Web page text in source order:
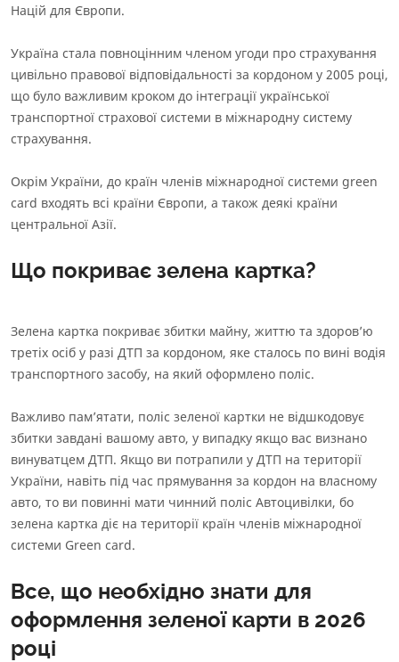
Націй для Європи.
Україна стала повноцінним членом угоди про страхування
цивільно правової відповідальності за кордоном у 2005 році,
що було важливим кроком до інтеграції української
транспортної страхової системи в міжнародну систему
страхування.
Окрім України, до країн членів міжнародної системи green
card входять всі країни Європи, а також деякі країни
центральної Азії.
Що покриває зелена картка?
Зелена картка покриває збитки майну, життю та здоровʼю
третіх осіб у разі ДТП за кордоном, яке сталось по вині водія
транспортного засобу, на який оформлено поліс.
Важливо памʼятати, поліс зеленої картки не відшкодовує
збитки завдані вашому авто, у випадку якщо вас визнано
винуватцем ДТП. Якщо ви потрапили у ДТП на території
України, навіть під час прямування за кордон на власному
авто, то ви повинні мати чинний поліс Автоцивілки, бо
зелена картка діє на території країн членів міжнародної
системи Green card.
Все, що необхідно знати для
оформлення зеленої карти в 2026
році